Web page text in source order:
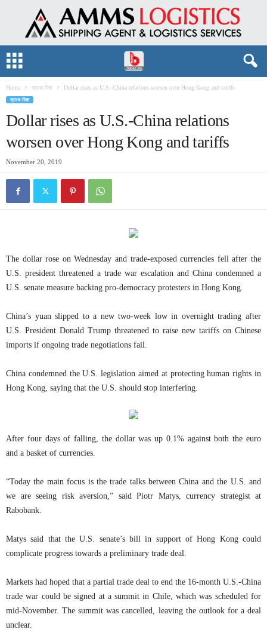
Home ব্যাংক-বিমা Dollar rises as U.S.-China relations worsen over Hong Kong and tariffs
ব্যাংক-বিমা
Dollar rises as U.S.-China relations
worsen over Hong Kong and tariffs
November 20, 2019
The dollar rose on Wednesday and trade-exposed currencies fell after the
U.S. president threatened a trade war escalation and China condemned a
U.S. senate measure backing pro-democracy protesters in Hong Kong.
China’s yuan slipped to a new two-week low in overnight trading after
U.S. President Donald Trump threatened to raise new tariffs on Chinese
imports if ongoing trade negotiations fail.
China condemned the U.S. legislation aimed at protecting human rights in
Hong Kong, saying that the U.S. should stop interfering.
After four days of falling, the dollar was up 0.1% against both the euro
and a basket of currencies.
“Today the main focus is the trade talks between China and the U.S. and
we are seeing risk aversion,” said Piotr Matys, currency strategist at
Rabobank.
Matys said that the U.S. senate’s bill in support of Hong Kong could
complicate progress towards a preliminary trade deal.
Markets had hoped that a partial trade deal to end the 16-month U.S.-China
trade war could be signed at a summit in Chile, which was scheduled for
mid-November. The summit was cancelled, leaving the outlook for a deal
unclear.